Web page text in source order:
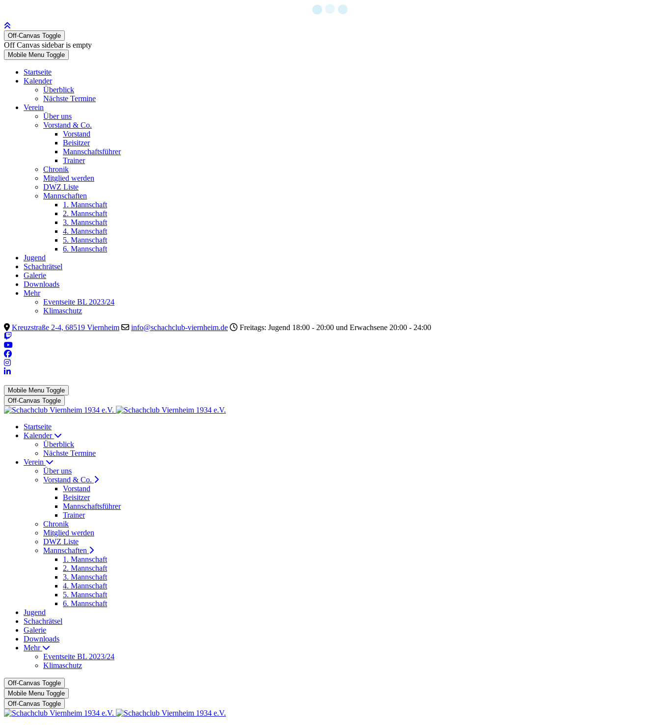
Off-Canvas Toggle
Off Canvas sidebar is empty
Mobile Menu Toggle
Startseite
Kalender
Überblick
Nächste Termine
Verein
Über uns
Vorstand & Co.
Vorstand
Beisitzer
Mannschaftsführer
Trainer
Chronik
Mitglied werden
DWZ Liste
Mannschaften
1. Mannschaft
2. Mannschaft
3. Mannschaft
4. Mannschaft
5. Mannschaft
6. Mannschaft
Jugend
Schachrätsel
Galerie
Downloads
Mehr
Eventseite BL 2023/24
Klimaschutz
Kreuzstraße 2-4, 68519 Viernheim
info@schachclub-viernheim.de Freitags: Jugend 18:00 - 20:00 und Erwachsene 20:00 - 24:00
Mobile Menu Toggle
Off-Canvas Toggle
Startseite
Kalender
Überblick
Nächste Termine
Verein
Über uns
Vorstand & Co.
Vorstand
Beisitzer
Mannschaftsführer
Trainer
Chronik
Mitglied werden
DWZ Liste
Mannschaften
1. Mannschaft
2. Mannschaft
3. Mannschaft
4. Mannschaft
5. Mannschaft
6. Mannschaft
Jugend
Schachrätsel
Galerie
Downloads
Mehr
Eventseite BL 2023/24
Klimaschutz
Off-Canvas Toggle
Mobile Menu Toggle
Off-Canvas Toggle